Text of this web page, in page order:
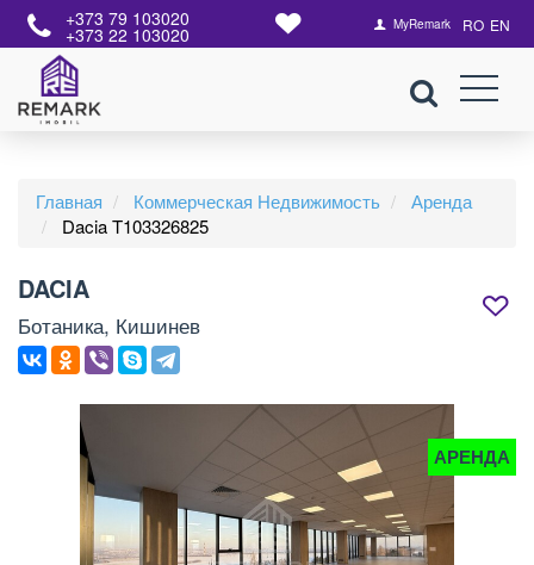
+373 79 103020
+373 22 103020 MyRemark RO EN
Главная Коммерческая Недвижимость
Аренда
Dacia T103326825
АРЕНДА
DACIA
Ботаника, Кишинев